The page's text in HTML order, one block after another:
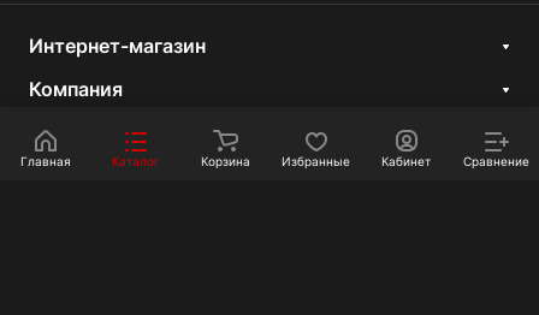
Интернет-магазин
Компания
Информация
Покупателям
Главная Каталог Корзина Избранные Кабинет Сравнение